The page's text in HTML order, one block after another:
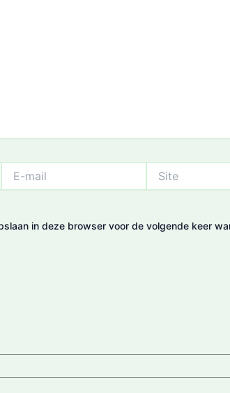
mail
in deze browser voor de volgende keer